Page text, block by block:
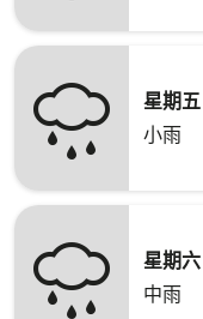
星期五
小雨
星期六
中雨